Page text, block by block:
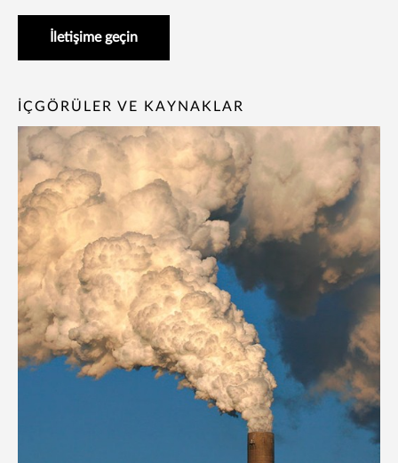
İletişime geçin
İÇGÖRÜLER VE KAYNAKLAR